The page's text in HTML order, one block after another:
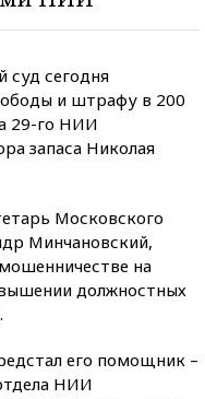
суд сегодня
и штрафу в 200
29-го НИИ
запаса Николая
Московского
Минчановский,
на
должностных
его помощник –
НИИ